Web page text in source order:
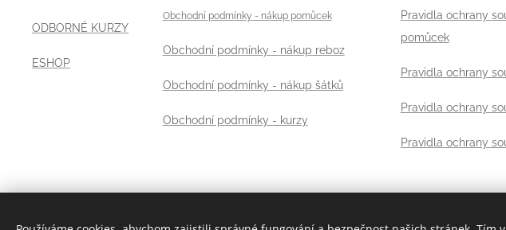
ODBORNÉ KURZY
ESHOP
Obchodní podmínky - nákup pomůcek
Obchodní podmínky - nákup reboz
Obchodní podmínky - nákup šátků
Obchodní podmínky - kurzy
Pravidla ochrany
pomůcek
Pravidla ochrany
Pravidla ochrany
Pravidla ochrany